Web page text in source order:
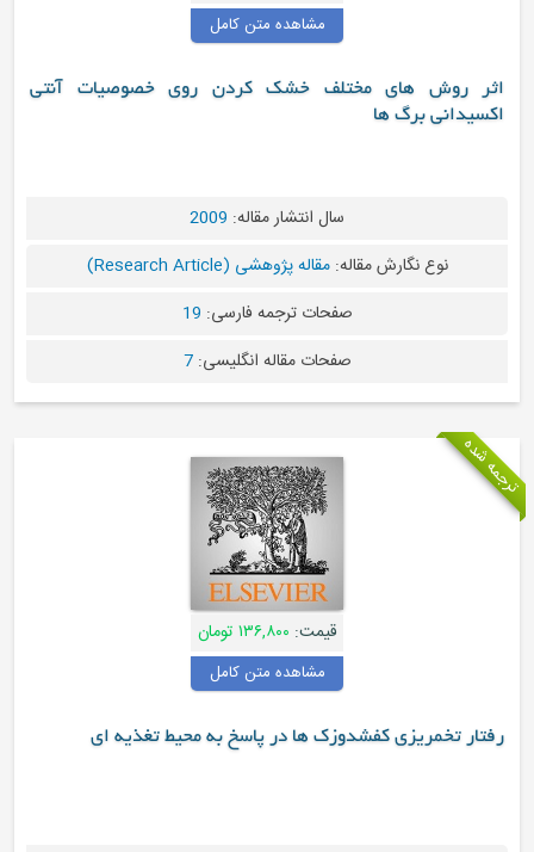
مشاهده متن کامل
های مختلف خشک کردن روی خصوصیات آنتی
برگ ها
سال انتشار مقاله:2009
نوع نگارش مقاله:مقاله پژوهشی (Research Article)
صفحات ترجمه فارسی:19
صفحات مقاله انگلیسی:7
۱۳۶,۸۰۰ تومان
مشاهده متن کامل
کفشدوزک ها در پاسخ به محیط تغذیه ای